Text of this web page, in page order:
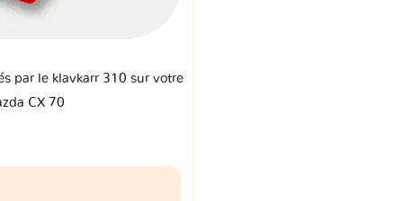
par le klavkarr 310 sur votre
CX 70